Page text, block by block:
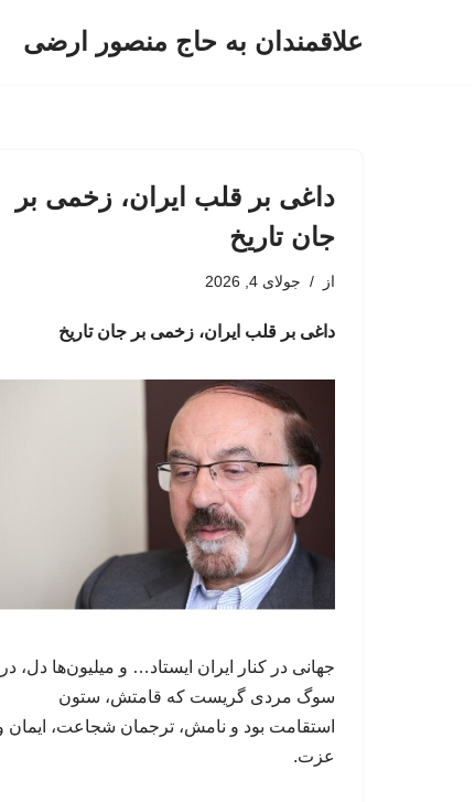
علاقمندان به حاج منصور ارضی
داغی بر قلب ایران، زخمی بر
جان تاریخ
از جولای 4, 2026
داغی بر قلب ایران، زخمی بر جان تاریخ
جهانی در کنار ایران ایستاد… و میلیون‌ها دل، در
سوگ مردی گریست که قامتش، ستون
استقامت بود و نامش، ترجمان شجاعت، ایمان
عزت.